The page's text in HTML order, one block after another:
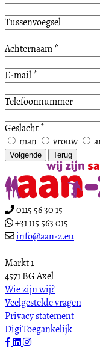
Tussenvoegsel
Achternaam*
E-mail*
Telefoonnummer
Geslacht*
man
vrouw
Volgende Terug
0115 56 30 15
+31 115 563 015
info@aan-z.eu
Markt 1
4571 BG Axel
Wie zijn wij?
Veelgestelde vragen
Privacy statement
DigiToegankelijk